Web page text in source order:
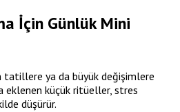
İçin Günlük Mini
ya da büyük değişimlere
eklenen küçük ritüeller, stres
düşürür.